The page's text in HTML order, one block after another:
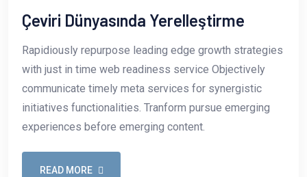
Çeviri Dünyasında Yerelleştirme
Rapidiously repurpose leading edge growth strategies
with just in time web readiness service Objectively
communicate timely meta services for synergistic
initiatives functionalities. Tranform pursue emerging
experiences before emerging content.
READ MORE